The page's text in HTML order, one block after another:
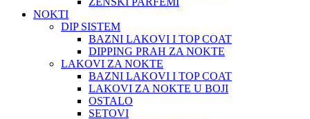
NOKTI
DIP SISTEM
BAZNI LAKOVI I TOP COAT
DIPPING PRAH ZA NOKTE
LAKOVI ZA NOKTE
BAZNI LAKOVI I TOP COAT
LAKOVI ZA NOKTE U BOJI
OSTALO
SETOVI